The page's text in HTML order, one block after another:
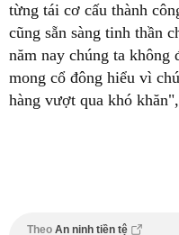
từng tái cơ cấu thành
cũng sẵn sàng tinh thần
năm nay chúng ta
mong cổ đông hiểu vì
hàng vượt qua khó
Theo An ninh tiền tệ